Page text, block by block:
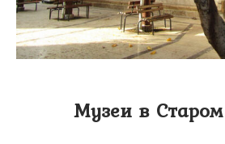
Музеи в Старом